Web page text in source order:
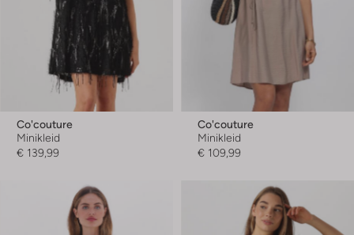
Co'couture
Minikleid
€ 139,99
Co'couture
Minikleid
€ 109,99